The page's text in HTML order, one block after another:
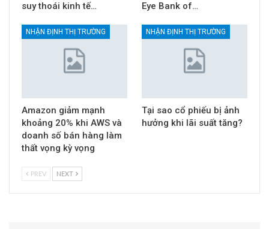
suy thoái kinh tế…
Eye Bank of…
NHẬN ĐỊNH THỊ TRƯỜNG
Amazon giảm mạnh
khoảng 20% khi AWS và
doanh số bán hàng làm
thất vọng kỳ vọng
NHẬN ĐỊNH THỊ TRƯỜNG
Tại sao cổ phiếu bị ảnh
hưởng khi lãi suất tăng?
PREV NEXT